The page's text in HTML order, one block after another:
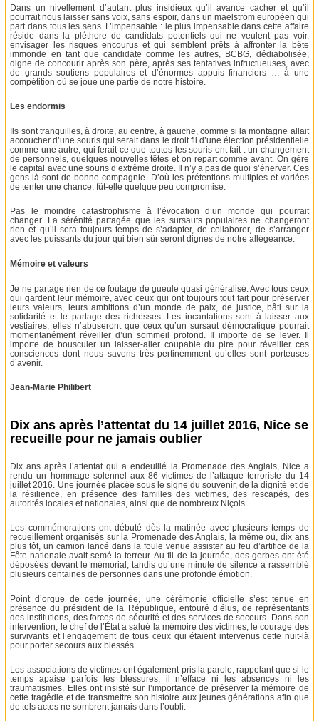
Dans un nivellement d’autant plus insidieux qu’il avance cacher et qu’il
pourrait nous laisser sans voix, sans espoir, dans un maelström européen qui
part dans tous les sens. L’impensable : le plus impensable dans cette affaire
réside dans la pléthore de candidats potentiels qui ne veulent pas voir,
envisager les risques encourus et qui semblent prêts à affronter la bête
immonde en tant que candidate comme les autres, BCBG, dédiabolisée,
digne de concourir après son père, après ses tentatives infructueuses, avec
de grands soutiens populaires et d’énormes appuis financiers … à une
compétition où se joue une partie de notre histoire.
Les endormis
Ils sont tranquilles, à droite, au centre, à gauche, comme si la montagne allait
accoucher d’une souris qui serait dans le droit fil d’une élection présidentielle
comme une autre, qui ferait ce que toutes les souris ont fait : un changement
de personnels, quelques nouvelles têtes et on repart comme avant. On gère
le capital avec une souris d’extrême droite. Il n’y a pas de quoi s’énerver. Ces
gens-là sont de bonne compagnie. D’où les prétentions multiples et variées
de tenter une chance, fût-elle quelque peu compromise.
Pas le moindre catastrophisme à l’évocation d’un monde qui pourrait
changer. La sérénité partagée que les sursauts populaires ne changeront
rien et qu’il sera toujours temps de s’adapter, de collaborer, de s’arranger
avec les puissants du jour qui bien sûr seront dignes de notre allégeance.
Mémoire et valeurs
Je ne partage rien de ce foutage de gueule quasi généralisé. Avec tous ceux
qui gardent leur mémoire, avec ceux qui ont toujours tout fait pour préserver
leurs valeurs, leurs ambitions d’un monde de paix, de justice, bâti sur la
solidarité et le partage des richesses. Les incantations sont à laisser aux
vestiaires, elles n’abuseront que ceux qu’un sursaut démocratique pourrait
momentanément réveiller d’un sommeil profond. Il importe de se lever. Il
importe de bousculer un laisser-aller coupable du pire pour réveiller ces
consciences dont nous savons très pertinemment qu’elles sont porteuses
d’avenir.
Jean-Marie Philibert
Dix ans après l’attentat du 14 juillet 2016, Nice se
recueille pour ne jamais oublier
Dix ans après l’attentat qui a endeuillé la Promenade des Anglais, Nice a
rendu un hommage solennel aux 86 victimes de l’attaque terroriste du 14
juillet 2016. Une journée placée sous le signe du souvenir, de la dignité et de
la résilience, en présence des familles des victimes, des rescapés, des
autorités locales et nationales, ainsi que de nombreux Niçois.
Les commémorations ont débuté dès la matinée avec plusieurs temps de
recueillement organisés sur la Promenade des Anglais, là même où, dix ans
plus tôt, un camion lancé dans la foule venue assister au feu d’artifice de la
Fête nationale avait semé la terreur. Au fil de la journée, des gerbes ont été
déposées devant le mémorial, tandis qu’une minute de silence a rassemblé
plusieurs centaines de personnes dans une profonde émotion.
Point d’orgue de cette journée, une cérémonie officielle s’est tenue en
présence du président de la République, entouré d’élus, de représentants
des institutions, des forces de sécurité et des services de secours. Dans son
intervention, le chef de l’État a salué la mémoire des victimes, le courage des
survivants et l’engagement de tous ceux qui étaient intervenus cette nuit-là
pour porter secours aux blessés.
Les associations de victimes ont également pris la parole, rappelant que si le
temps apaise parfois les blessures, il n’efface ni les absences ni les
traumatismes. Elles ont insisté sur l’importance de préserver la mémoire de
cette tragédie et de transmettre son histoire aux jeunes générations afin que
de tels actes ne sombrent jamais dans l’oubli.